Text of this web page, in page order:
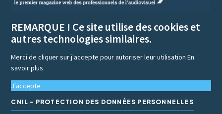
REMARQUE ! Ce site utilise des cookies et
autres technologies similaires.
Merci de cliquer sur j'accepte pour autoriser leur utilisationEn
savoir plus
J'accepte
CNIL - PROTECTION DES DONNÉES PERSONNELLES